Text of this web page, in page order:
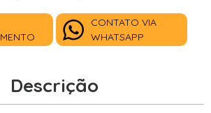
CONTATO VIA
WHATSAPP
Descrição